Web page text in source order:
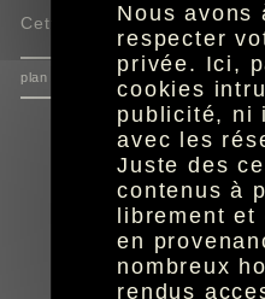
Cette actualité n'est pas
plan du site données
Nous
respecter
privée. Ici,
cookies
publicité, ni
avec les
Juste des
contenus à
librement
en
nombreux
rendus